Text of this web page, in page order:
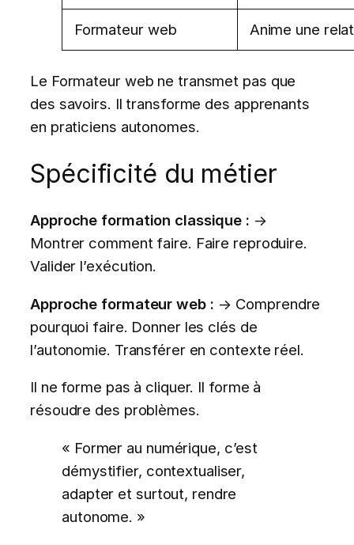
Formateur web Anime une
Le Formateur web ne transmet pas que
des savoirs. Il transforme des apprenants
en praticiens autonomes.
Spécificité du métier
Approche formation classique : →
Montrer comment faire. Faire reproduire.
Valider l’exécution.
Approche formateur web : → Comprendre
pourquoi faire. Donner les clés de
l’autonomie. Transférer en contexte réel.
Il ne forme pas à cliquer. Il forme à
résoudre des problèmes.
« Former au numérique, c’est
démystifier, contextualiser,
adapter et surtout, rendre
autonome. »